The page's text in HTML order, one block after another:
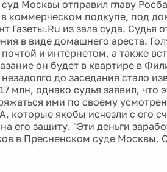
Москвы отправил главу
коммерческом подкупе, под
Газеты.Ru из зала суда. Судья
в виде домашнего ареста.
почтой и интернетом, а также
он будет в квартире в
до заседания стало
млн, однако судья заявил, что
ими по своему
которые якобы исчезли с его
его защиту. "Эти деньги
в Пресненском суде Москвы.